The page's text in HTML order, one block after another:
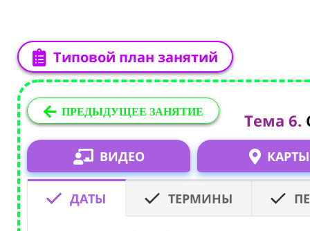
Типовой план занятий
ПРЕДЫДУЩЕЕ ЗАНЯТИЕ Тема 6.
ВИДЕО КАРТЫ
ДАТЫ ТЕРМИНЫ